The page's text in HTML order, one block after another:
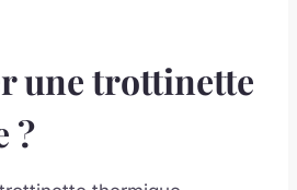
une trottinette
?